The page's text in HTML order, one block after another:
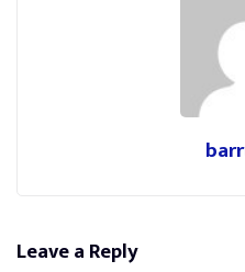
Leave a Reply